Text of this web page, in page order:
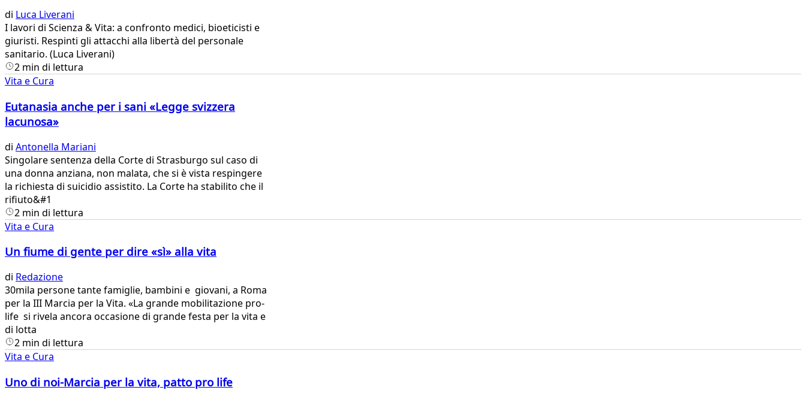
di Luca Liverani
​I lavori di Scienza & Vita: a confronto medici, bioeticisti e
giuristi. Respinti gli attacchi alla libertà del personale
sanitario. (Luca Liverani)​
2 min di lettura
Vita e Cura
Eutanasia anche per i sani «Legge svizzera
lacunosa»
di Antonella Mariani
​Singolare sentenza della Corte di Strasburgo sul caso di
una donna anziana, non malata, che si è vista respingere
la richiesta di suicidio assistito. La Corte ha stabilito che il
rifiuto&#1
2 min di lettura
Vita e Cura
Un fiume di gente per dire «sì» alla vita
di Redazione
30mila persone tante famiglie, bambini e giovani, a Roma
per la III Marcia per la Vita. «La grande mobilitazione pro-
life si rivela ancora occasione di grande festa per la vita e
di lotta
2 min di lettura
Vita e Cura
Uno di noi-Marcia per la vita, patto pro life